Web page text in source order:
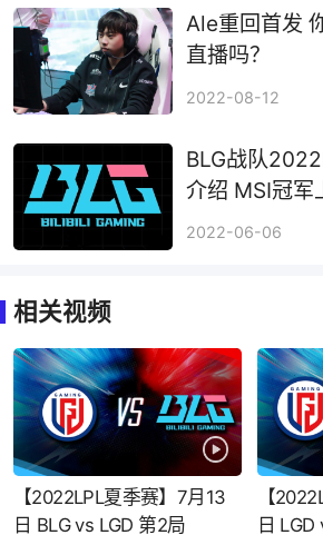
Ale重回首发
直播吗？
2022-08-12
BLG战队
介绍 MSI冠军
2022-06-06
相关视频
【2022LPL夏季赛】7月13
日 BLG vs LGD 第2局
【
日